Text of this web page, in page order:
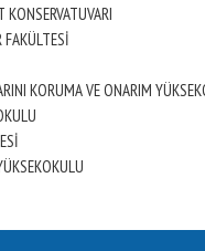
KONSERVATUVARI
FAKÜLTESİ
KORUMA VE ONARIM